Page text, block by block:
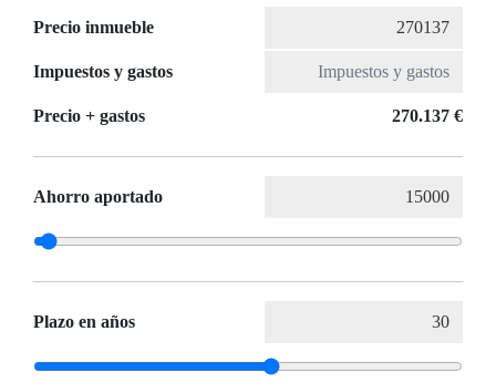
Precio inmueble
Impuestos y gastos
Precio + gastos 270.137 €
Ahorro aportado
Plazo en años